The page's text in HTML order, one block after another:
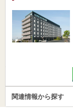
関連情報から探す